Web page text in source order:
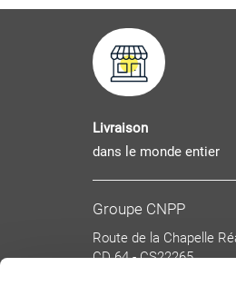
Livraison
dans le monde entier
Groupe CNPP
Route de la Chapelle
CD 64 - CS22265